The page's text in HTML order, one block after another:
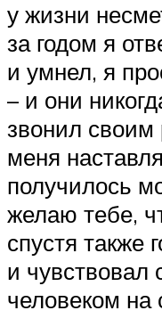
у жизни
за годом я
и умнел, я
– и они
звонил своим
меня
получилось
желаю тебе,
спустя также
и
человеком на